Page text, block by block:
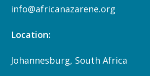
info@africanazarene.org
Location:
Johannesburg, South Africa